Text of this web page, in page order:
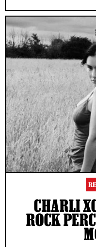
CHARLI
ROCK